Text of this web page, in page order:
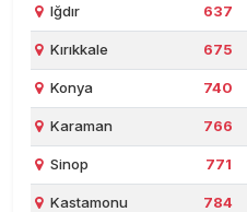
Iğdır 637
Kırıkkale 675
Konya 740
Karaman 766
Sinop 771
Kastamonu 784